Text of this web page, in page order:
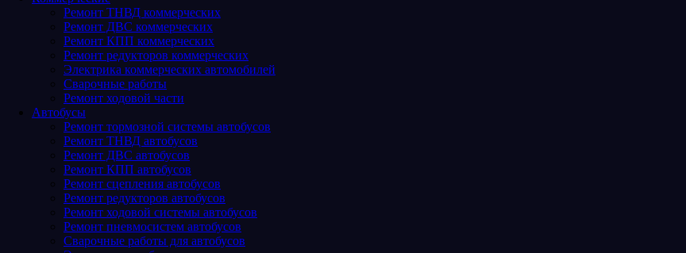
Ремонт ТНВД коммерческих
Ремонт ДВС коммерческих
Ремонт КПП коммерческих
Ремонт редукторов коммерческих
Электрика коммерческих автомобилей
Сварочные работы
Ремонт ходовой части
Автобусы
Ремонт тормозной системы автобусов
Ремонт ТНВД автобусов
Ремонт ДВС автобусов
Ремонт КПП автобусов
Ремонт сцепления автобусов
Ремонт редукторов автобусов
Ремонт ходовой системы автобусов
Ремонт пневмосистем автобусов
Сварочные работы для автобусов